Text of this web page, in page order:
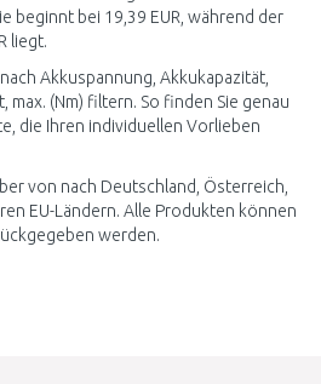
beginnt bei 19,39 EUR, während der
liegt.
Akkuspannung, Akkukapazität,
max. (Nm) filtern. So finden Sie genau
die Ihren individuellen Vorlieben
von nach Deutschland, Österreich,
EU-Ländern. Alle Produkten können
werden.